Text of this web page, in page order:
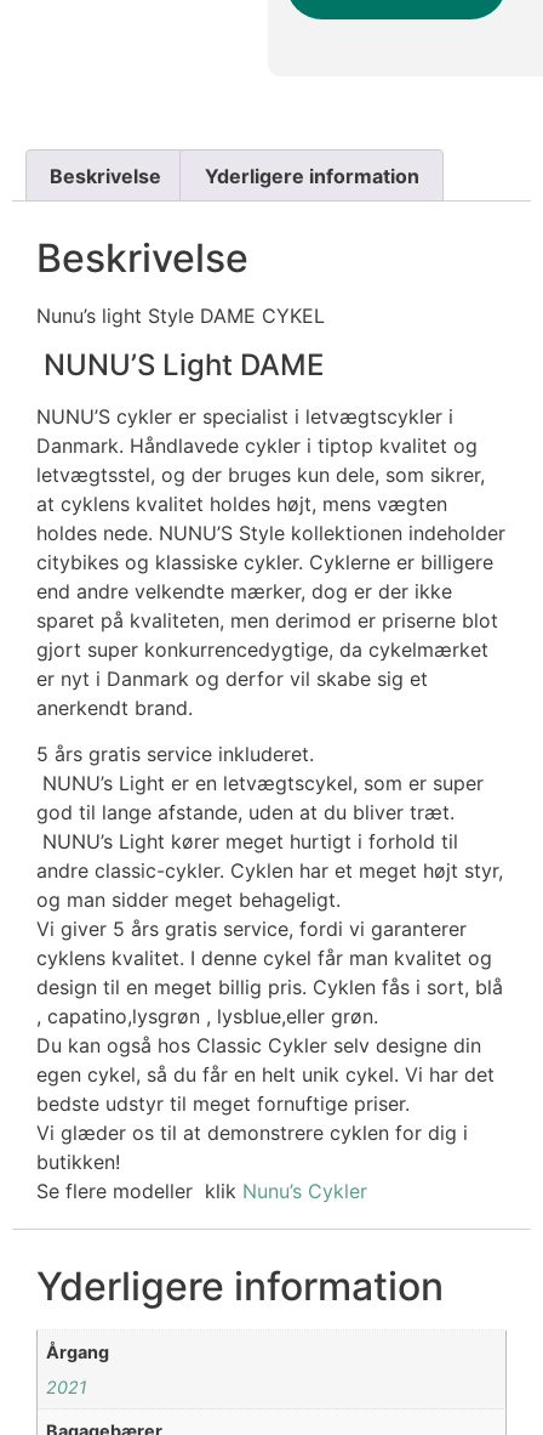
Beskrivelse Yderligere information
Beskrivelse
Nunu’s light Style DAME CYKEL
NUNU’S Light DAME
NUNU’S cykler er specialist i letvægtscykler i
Danmark. Håndlavede cykler i tiptop kvalitet og
letvægtsstel, og der bruges kun dele, som sikrer,
at cyklens kvalitet holdes højt, mens vægten
holdes nede. NUNU’S Style kollektionen indeholder
citybikes og klassiske cykler. Cyklerne er billigere
end andre velkendte mærker, dog er der ikke
sparet på kvaliteten, men derimod er priserne blot
gjort super konkurrencedygtige, da cykelmærket
er nyt i Danmark og derfor vil skabe sig et
anerkendt brand.
5 års gratis service inkluderet.
NUNU’s Light er en letvægtscykel, som er super
god til lange afstande, uden at du bliver træt.
NUNU’s Light kører meget hurtigt i forhold til
andre classic-cykler. Cyklen har et meget højt styr,
og man sidder meget behageligt.
Vi giver 5 års gratis service, fordi vi garanterer
cyklens kvalitet. I denne cykel får man kvalitet og
design til en meget billig pris. Cyklen fås i sort, blå
, capatino,lysgrøn , lysblue,eller grøn.
Du kan også hos Classic Cykler selv designe din
egen cykel, så du får en helt unik cykel. Vi har det
bedste udstyr til meget fornuftige priser.
Vi glæder os til at demonstrere cyklen for dig i
butikken!
Se flere modeller klik Nunu’s Cykler
Yderligere information
Årgang
2021
Bagagebærer